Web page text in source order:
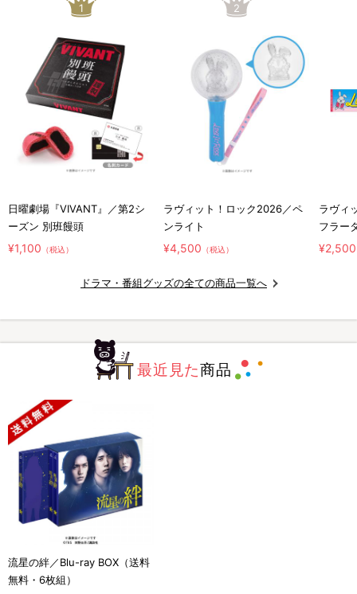
1
日曜劇場『VIVANT』／第2シ
ーズン 別班饅頭
¥1,100 （税込）
2
ラヴィット！ロック2026／ペ
ンライト
¥4,500 （税込）
ラヴィ
フラー
¥2,500
ドラマ・番組グッズの全ての商品一覧へ
最近見た商品
流星の絆／Blu-ray BOX（送料
無料・6枚組）